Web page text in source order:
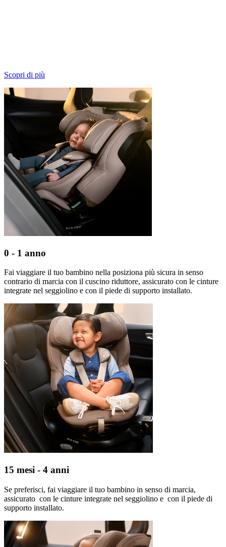
Scopri di più
0 - 1 anno
Fai viaggiare il tuo bambino nella posiziona più sicura in senso
contrario di marcia con il cuscino riduttore, assicurato con le cinture
integrate nel seggiolino e con il piede di supporto installato.
15 mesi - 4 anni
Se preferisci, fai viaggiare il tuo bambino in senso di marcia,
assicurato con le cinture integrate nel seggiolino e con il piede di
supporto installato.